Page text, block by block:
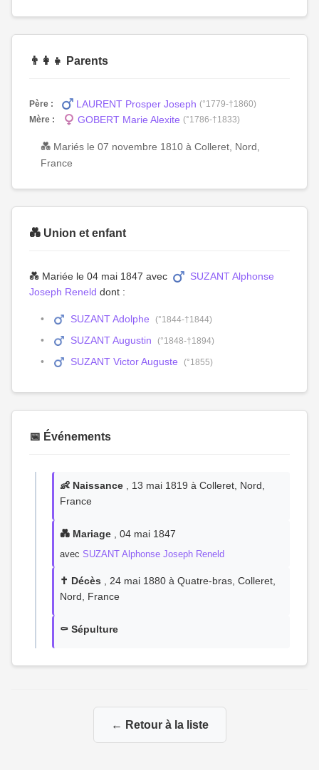
👨‍👩‍👧 Parents
Père : LAURENT Prosper Joseph (°1779-†1860)
Mère :
GOBERT Marie Alexite (°1786-†1833)
💑 Mariés le 07 novembre 1810 à Colleret, Nord,
France
💑 Union et enfant
💑 Mariée le 04 mai 1847 avec
SUZANT Alphonse
Joseph Reneld dont :
SUZANT Adolphe (°1844-†1844)
SUZANT Augustin (°1848-†1894)
SUZANT Victor Auguste (°1855)
📅 Événements
👶 Naissance , 13 mai 1819 à Colleret, Nord,
France
💑 Mariage , 04 mai 1847
avec SUZANT Alphonse Joseph Reneld
✝️ Décès , 24 mai 1880 à Quatre-bras, Colleret,
Nord, France
⚰️ Sépulture
← Retour à la liste